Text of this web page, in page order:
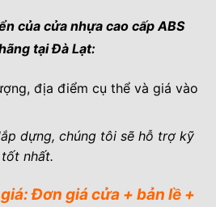
của cửa nhựa cao cấp ABS
tại Đà Lạt:
địa điểm cụ thể và giá vào
dựng, chúng tôi sẽ hỗ trợ kỹ
nhất.
Đơn giá cửa + bản lề +